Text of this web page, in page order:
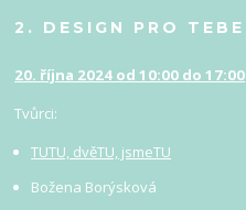
2. DESIGN PRO TEBE
20. října 2024 od 10:00 do 17:00
Tvůrci:
TUTU, dvěTU, jsmeTU
Božena Borýsková